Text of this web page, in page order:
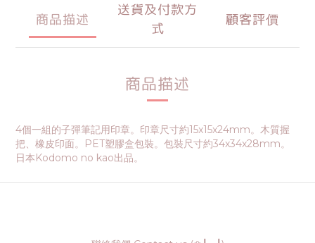
商品描述
送貨及付款方
式
顧客評價
商品描述
4個一組的子彈筆記用印章。印章尺寸約15x15x24mm。木質握
把、橡皮印面。PET塑膠盒包裝。包裝尺寸約34x34x28mm。
日本Kodomo no kao出品。